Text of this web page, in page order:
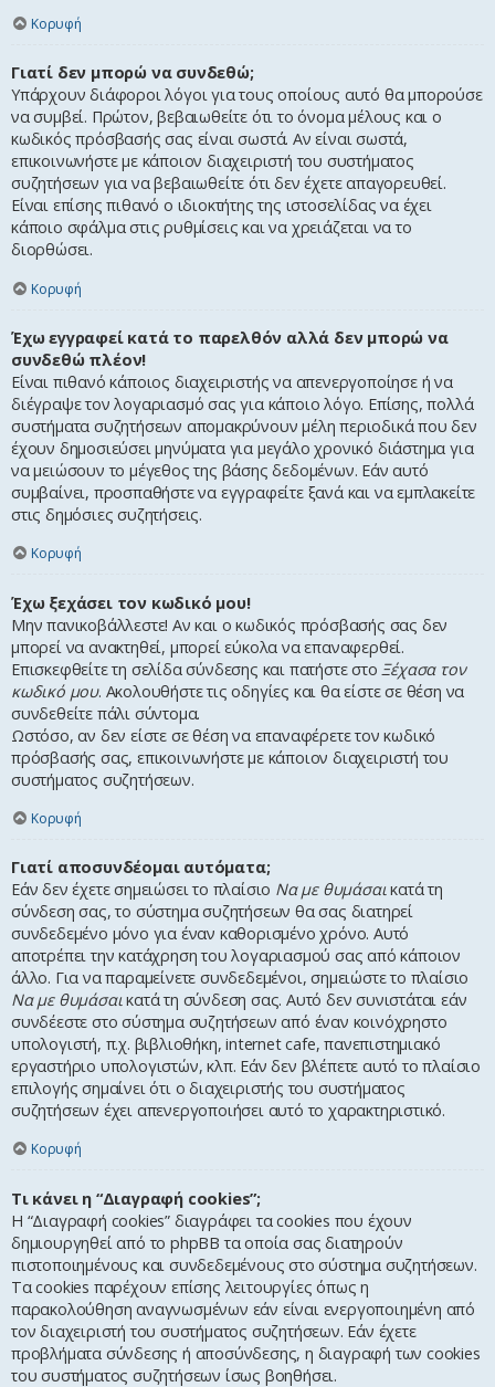
Κορυφή
Γιατί δεν μπορώ να συνδεθώ;
Υπάρχουν διάφοροι λόγοι για τους οποίους αυτό θα μπορούσε
να συμβεί. Πρώτον, βεβαιωθείτε ότι το όνομα μέλους και ο
κωδικός πρόσβασής σας είναι σωστά. Αν είναι σωστά,
επικοινωνήστε με κάποιον διαχειριστή του συστήματος
συζητήσεων για να βεβαιωθείτε ότι δεν έχετε απαγορευθεί.
Είναι επίσης πιθανό ο ιδιοκτήτης της ιστοσελίδας να έχει
κάποιο σφάλμα στις ρυθμίσεις και να χρειάζεται να το
διορθώσει.
Κορυφή
Έχω εγγραφεί κατά το παρελθόν αλλά δεν μπορώ να
συνδεθώ πλέον!
Είναι πιθανό κάποιος διαχειριστής να απενεργοποίησε ή να
διέγραψε τον λογαριασμό σας για κάποιο λόγο. Επίσης, πολλά
συστήματα συζητήσεων απομακρύνουν μέλη περιοδικά που δεν
έχουν δημοσιεύσει μηνύματα για μεγάλο χρονικό διάστημα για
να μειώσουν το μέγεθος της βάσης δεδομένων. Εάν αυτό
συμβαίνει, προσπαθήστε να εγγραφείτε ξανά και να εμπλακείτε
στις δημόσιες συζητήσεις.
Κορυφή
Έχω ξεχάσει τον κωδικό μου!
Μην πανικοβάλλεστε! Αν και ο κωδικός πρόσβασής σας δεν
μπορεί να ανακτηθεί, μπορεί εύκολα να επαναφερθεί.
Επισκεφθείτε τη σελίδα σύνδεσης και πατήστε στο Ξέχασα τον
κωδικό μου. Ακολουθήστε τις οδηγίες και θα είστε σε θέση να
συνδεθείτε πάλι σύντομα.
Ωστόσο, αν δεν είστε σε θέση να επαναφέρετε τον κωδικό
πρόσβασής σας, επικοινωνήστε με κάποιον διαχειριστή του
συστήματος συζητήσεων.
Κορυφή
Γιατί αποσυνδέομαι αυτόματα;
Εάν δεν έχετε σημειώσει το πλαίσιο Να με θυμάσαικατά τη
σύνδεση σας, το σύστημα συζητήσεων θα σας διατηρεί
συνδεδεμένο μόνο για έναν καθορισμένο χρόνο. Αυτό
αποτρέπει την κατάχρηση του λογαριασμού σας από κάποιον
άλλο. Για να παραμείνετε συνδεδεμένοι, σημειώστε το πλαίσιο
Να με θυμάσαικατά τη σύνδεση σας. Αυτό δεν συνιστάται εάν
συνδέεστε στο σύστημα συζητήσεων από έναν κοινόχρηστο
υπολογιστή, π.χ. βιβλιοθήκη, internet cafe, πανεπιστημιακό
εργαστήριο υπολογιστών, κλπ. Εάν δεν βλέπετε αυτό το πλαίσιο
επιλογής σημαίνει ότι ο διαχειριστής του συστήματος
συζητήσεων έχει απενεργοποιήσει αυτό το χαρακτηριστικό.
Κορυφή
Τι κάνει η “Διαγραφή cookies”;
Η “Διαγραφή cookies” διαγράφει τα cookies που έχουν
δημιουργηθεί από το phpBB τα οποία σας διατηρούν
πιστοποιημένους και συνδεδεμένους στο σύστημα συζητήσεων.
Τα cookies παρέχουν επίσης λειτουργίες όπως η
παρακολούθηση αναγνωσμένων εάν είναι ενεργοποιημένη από
τον διαχειριστή του συστήματος συζητήσεων. Εάν έχετε
προβλήματα σύνδεσης ή αποσύνδεσης, η διαγραφή των cookies
του συστήματος συζητήσεων ίσως βοηθήσει.